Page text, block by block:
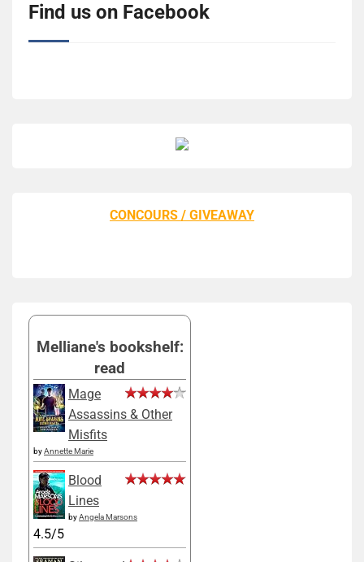
Find us on Facebook
CONCOURS / GIVEAWAY
Melliane's bookshelf:
read
Mage
Assassins & Other
Misfits
byAnnette Marie
Blood
Lines
byAngela Marsons
4.5/5